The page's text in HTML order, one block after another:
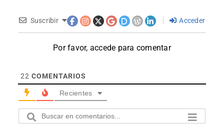
Suscribir Acceder
Por favor, accede para comentar
22 COMENTARIOS
Recientes